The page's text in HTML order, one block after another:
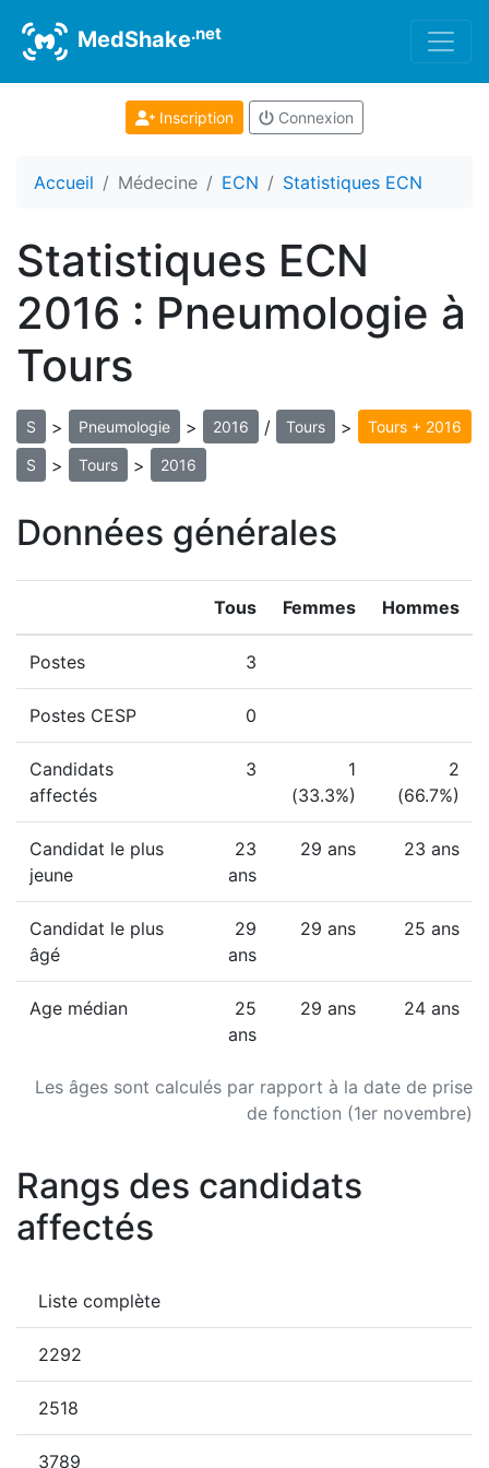
MedShake.net
Inscription Connexion
Accueil Médecine ECN Statistiques ECN
Statistiques ECN
2016 : Pneumologie à
Tours
S > Pneumologie > 2016 / Tours > Tours + 2016
S > Tours > 2016
Données générales
Les âges sont calculés par rapport à la date de prise
de fonction (1er novembre)
Tous Femmes Hommes
Postes 3
Postes CESP 0
Candidats
affectés
3
1
(33.3%)
2
(66.7%)
Candidat le plus
jeune
23
ans
29 ans 23 ans
Candidat le plus
âgé
29
ans
29 ans 25 ans
Age médian
25
ans
29 ans 24 ans
Rangs des candidats
affectés
Liste complète
2292
2518
3789